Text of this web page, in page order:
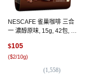
NESCAFE 雀巢咖啡 三合
一 濃醇原味, 15g, 42包, 1
$105
($2/10g)
(1,558)